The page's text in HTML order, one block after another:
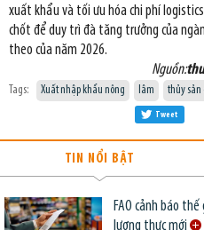
xuất khẩu và tối ưu hóa chi phí
chốt để duy trì đà tăng trưởng của
theo của năm 2026.
Nguồn:
Tags: Xuất nhập khẩu nông lâm thủy sản
Tweet
TIN NỔI BẬT
FAO cảnh báo
lương thực mới